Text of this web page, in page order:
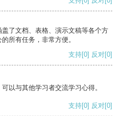
了文档、表格、演示文稿等各个方
所有任务，非常方便。
支持[0] 反对[0]
以与其他学习者交流学习心得。
支持[0] 反对[0]